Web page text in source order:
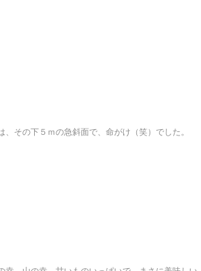
その下５ｍの急斜面で、命がけ（笑）でした。